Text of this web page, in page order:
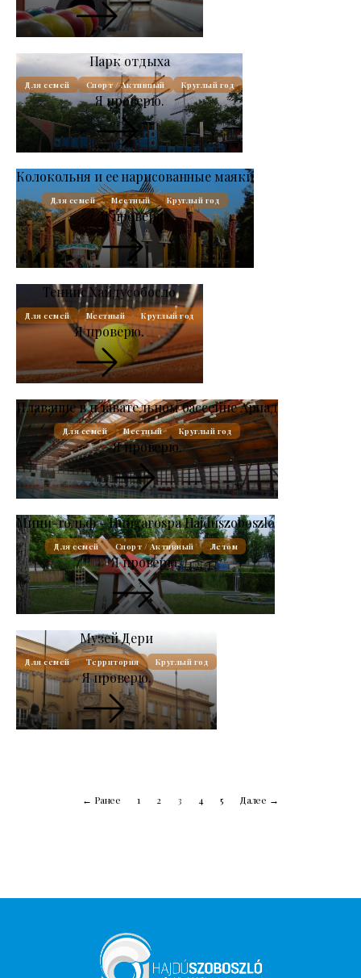
Парк отдыха
Для семей Спорт / Активный Круглый год
Я проверю.
Колокольня и ее нарисованные маяки
Для семей Местный Круглый год
Я проверю.
Теннис Хайдусобосло
Для семей Местный Круглый год
Я проверю.
Плавание в плавательном бассейне Арпад
Для семей Местный Круглый год
Я проверю.
Мини-гольф - Hungarospa Hajdúszoboszló
Для семей Спорт / Активный Летом
Я проверю.
Музей Дери
Для семей Территория Круглый год
Я проверю.
← Ранее 1 2 3 4 5 Далее →